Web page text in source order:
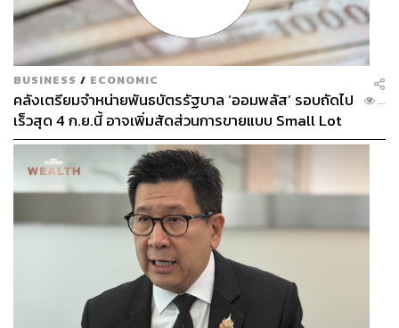
BUSINESS / ECONOMIC
คลังเตรียมจำหน่ายพันธบัตรรัฐบาล ‘ออมพลัส’ รอบถัดไป
เร็วสุด 4 ก.ย.นี้ อาจเพิ่มสัดส่วนการขายแบบ Small Lot
First มากขึ้น
...